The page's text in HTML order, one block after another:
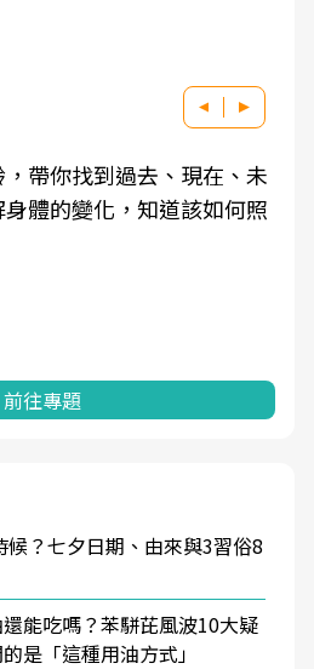
帶你找到過去、現在、未
體的變化，知道該如何照
前往專題
候？七夕日期、由來與3習俗8
能吃嗎？苯駢芘風波10大疑
是「這種用油方式」